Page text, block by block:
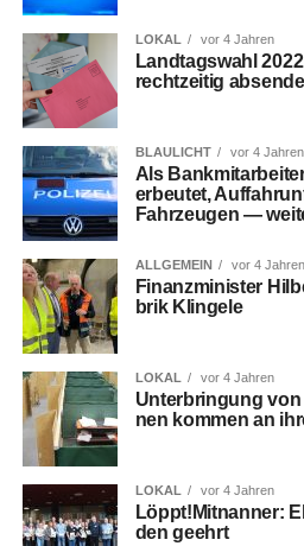
LOKAL vor 4 Jahren
Land­tags­wahl
recht­zei­tig
BLAULICHT vor 4 Jahren
Als
erbeu­tet,
Fahr­zeu­gen —
ALLGEMEIN vor 4 Jahren
Finanz­mi­nis­ter
brik Klingele
LOKAL vor 4 Jahren
Unter­brin­gung
nen kom­men an
LOKAL vor 4 Jahren
Löppt!Mitnanner:
den geehrt